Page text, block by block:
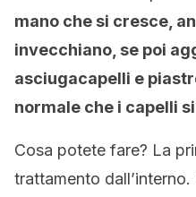
mano che si cresce,
invecchiano, se poi
asciugacapelli e
normale che i capelli
Cosa potete fare? La
trattamento